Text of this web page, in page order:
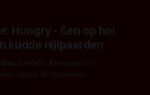
Hungry - Een op hol
kudde nijlpaarden
leeuwen en
deze filmmakers: